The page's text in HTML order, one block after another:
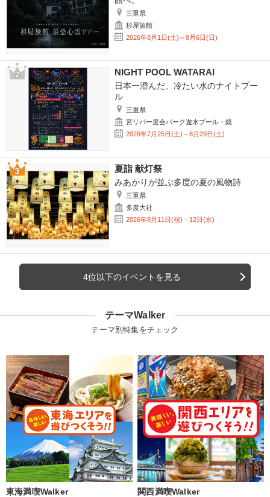
三重県
杉屋旅館
2026年8月1日(土)～9月6日(日)
NIGHT POOL WATARAI
日本一澄んだ、冷たい水のナイトプー
ル
三重県
宮リバー度会パーク遊水プール・鏡
2026年7月25日(土)～8月29日(土)
夏詣 献灯祭
みあかりが並ぶ多度の夏の風物詩
三重県
多度大社
2026年8月11日(祝)・12日(水)
4位以下のイベントを見る
テーマWalker
テーマ別特集をチェック
東海満喫Walker 関西満喫Walker